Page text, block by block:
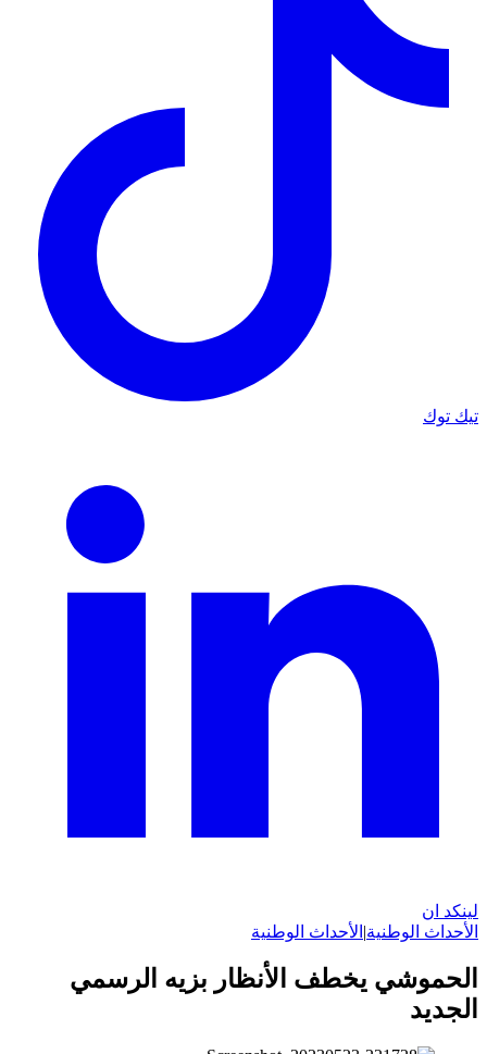
تيك توك
لينكد ان
الأحداث الوطنية| الأحداث الوطنية
الحموشي يخطف الأنظار بزيه الرسمي
الجديد